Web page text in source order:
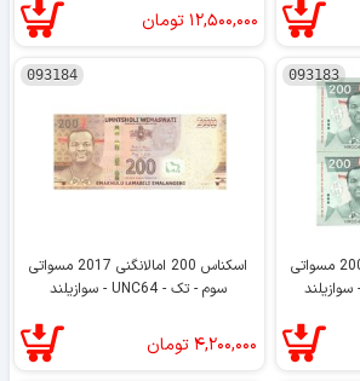
۱۲,۵۰۰,۰۰۰تومان
093183
اسکناس 200 امالانگنی 2008 مسواتی
093184
اسکناس 200 امالانگنی 2017 مسواتی
سوم - تک - UNC64 - سوازیلند
۴,۲۰۰,۰۰۰تومان